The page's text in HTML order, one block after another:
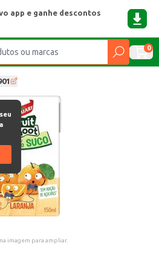
app e ganhe descontos
0
imagem para ampliar.